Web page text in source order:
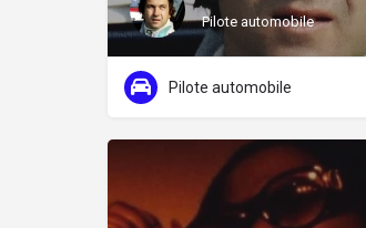
Pilote automobile
Pilote automobile